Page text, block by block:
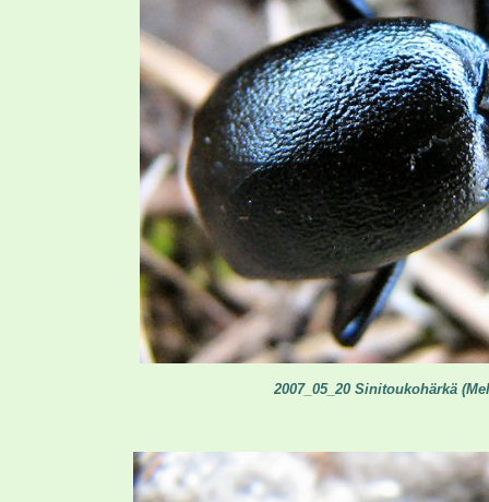
2007_05_20 Sinitoukohärkä